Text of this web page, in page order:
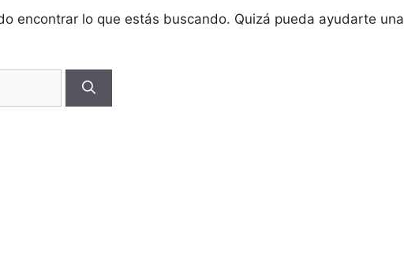
encontrar lo que estás buscando. Quizá pueda ayudarte una